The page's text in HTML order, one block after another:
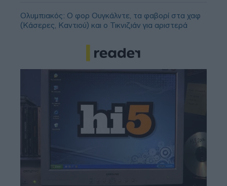
Ολυμπιακός: Ο φορ Ουγκάλντε, τα φαβορί στα χαφ
(Κάσερες, Καντιού) και ο Τικνιζιάν για αριστερά